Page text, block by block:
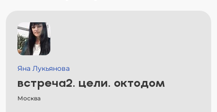
Яна Лукьянова
встреча2. цели. октодом
Москва